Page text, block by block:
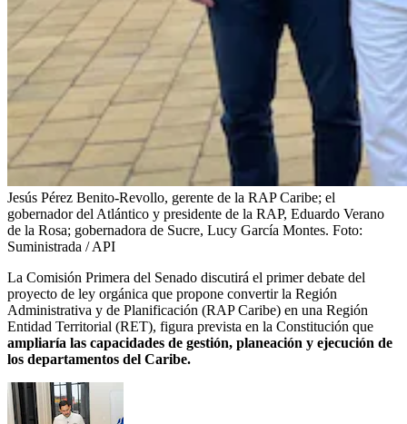
Jesús Pérez Benito-Revollo, gerente de la RAP Caribe; el
gobernador del Atlántico y presidente de la RAP, Eduardo Verano
de la Rosa; gobernadora de Sucre, Lucy García Montes. Foto:
Suministrada / API
La Comisión Primera del Senado discutirá el primer debate del
proyecto de ley orgánica que propone convertir la Región
Administrativa y de Planificación (RAP Caribe) en una Región
Entidad Territorial (RET), figura prevista en la Constitución que
ampliaría las capacidades de gestión, planeación y ejecución de
los departamentos del Caribe.